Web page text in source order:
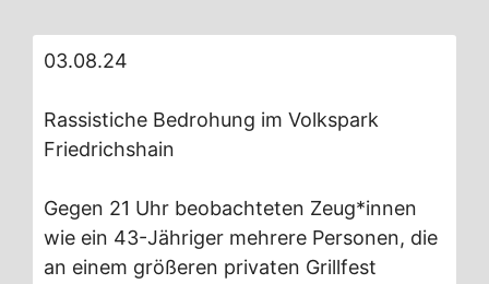
03.08.24
Rassistiche Bedrohung im Volkspark
Friedrichshain
Gegen 21 Uhr beobachteten Zeug*innen
wie ein 43-Jähriger mehrere Personen, die
an einem größeren privaten Grillfest